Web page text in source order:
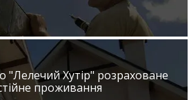
"Лелечий Хутір" розраховане
проживання